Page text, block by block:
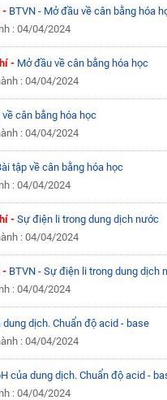
- BTVN - Mở đầu về cân bằng hóa
: 04/04/2024
- Mở đầu về cân bằng hóa học
: 04/04/2024
về cân bằng hóa học
: 04/04/2024
tập về cân bằng hóa học
: 04/04/2024
- Sự điện li trong dung dịch nước
: 04/04/2024
- BTVN - Sự điện li trong dung dịch
: 04/04/2024
dung dịch. Chuẩn độ acid - base
: 04/04/2024
của dung dịch. Chuẩn độ acid -
: 04/04/2024